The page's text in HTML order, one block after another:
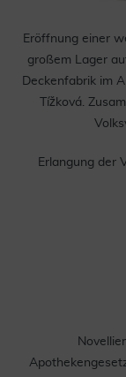
Eröffnung einer
großem Lager
Deckenfabrik im
Tížková.
Erlangung der